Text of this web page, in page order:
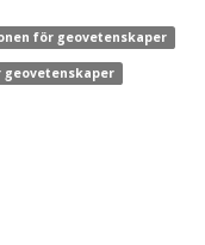
för geovetenskaper